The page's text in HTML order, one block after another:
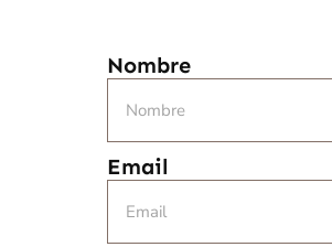
Nombre
Email